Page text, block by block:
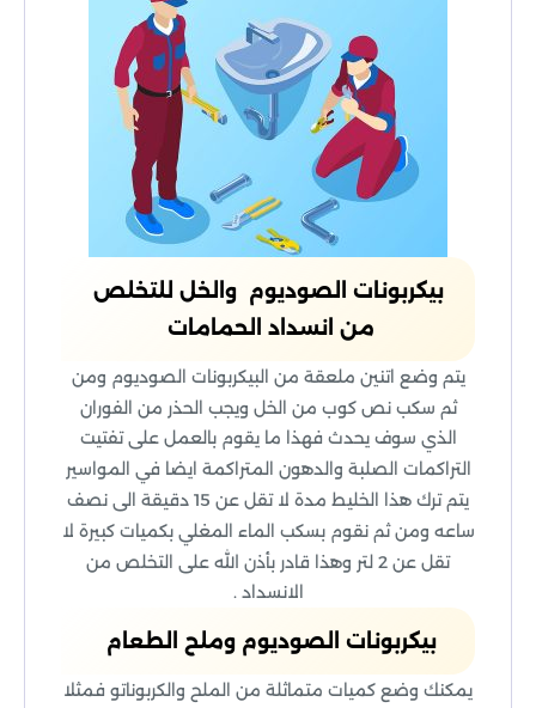
بيكربونات الصوديوم والخل للتخلص
من انسداد الحمامات
يتم وضع اتنين ملعقة من البيكربونات الصوديوم ومن
ثم سكب نص كوب من الخل ويجب الحذر من الفوران
الذي سوف يحدث فهذا ما يقوم بالعمل على تفتيت
التراكمات الصلبة والدهون المتراكمة ايضا في المواسير
يتم ترك هذا الخليط مدة لا تقل عن 15 دقيقة الى نصف
ساعه ومن ثم نقوم بسكب الماء المغلي بكميات كبيرة لا
تقل عن 2 لتر وهذا قادر بأذن الله على التخلص من
الانسداد .
بيكربونات الصوديوم وملح الطعام
يمكنك وضع كميات متماثلة من الملح والكربوناتو فمثلا